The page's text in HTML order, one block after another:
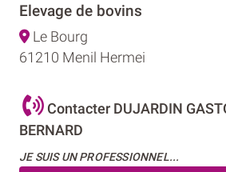
Elevage de bovins
Le Bourg
61210 Menil Hermei
Contacter DUJARDIN
BERNARD
JE SUIS UN PROFESSIONNEL...